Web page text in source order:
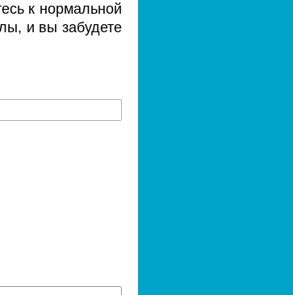
к нормальной
и вы забудете